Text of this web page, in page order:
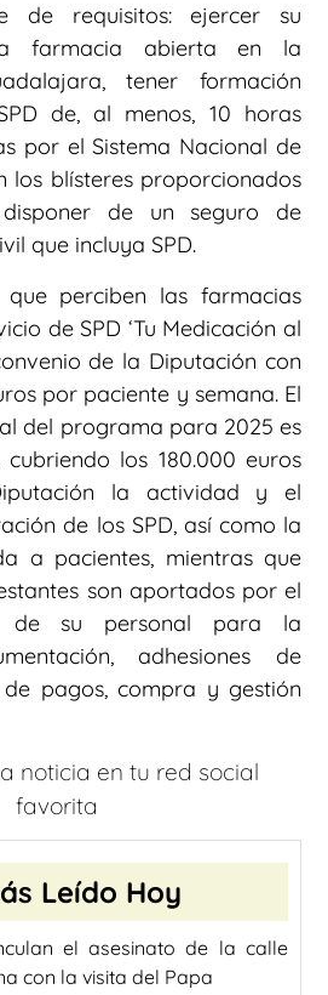
de requisitos: ejercer su
farmacia abierta en la
tener formación
de, al menos, 10 horas
por el Sistema Nacional de
los blísteres proporcionados
de un seguro de
que incluya SPD.
que perciben las farmacias
de SPD ‘Tu Medicación al
de la Diputación con
por paciente y semana. El
del programa para 2025 es
los 180.000 euros
la actividad y el
de los SPD, así como la
a pacientes, mientras que
son aportados por el
de su personal para la
adhesiones de
de pagos, compra y gestión
noticia en tu red social
favorita
Leído Hoy
el asesinato de la calle
con la visita del Papa